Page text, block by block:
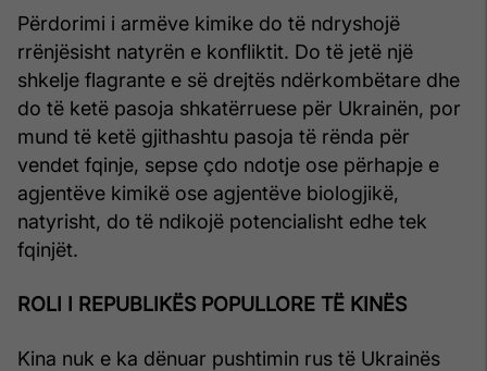
Përdorimi i armëve kimike do të ndryshojë
rrënjësisht natyrën e konfliktit. Do të jetë një
shkelje flagrante e së drejtës ndërkombëtare dhe
do të ketë pasoja shkatërruese për Ukrainën, por
mund të ketë gjithashtu pasoja të rënda për
vendet fqinje, sepse çdo ndotje ose përhapje e
agjentëve kimikë ose agjentëve biologjikë,
natyrisht, do të ndikojë potencialisht edhe tek
fqinjët.
ROLI I REPUBLIKËS POPULLORE TË KINËS
Kina nuk e ka dënuar pushtimin rus të Ukrainës